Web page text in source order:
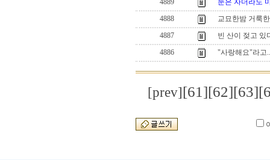
4889
눈은 자더라도
4888
교묘한밤 거룩
4887
빈 산이 젖고 있
4886
"사랑해요"라고
[prev][61][62][63]